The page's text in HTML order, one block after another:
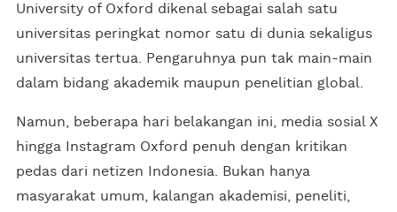
University of Oxford dikenal sebagai salah satu
universitas peringkat nomor satu di dunia sekaligus
universitas tertua. Pengaruhnya pun tak main-main
dalam bidang akademik maupun penelitian global.
Namun, beberapa hari belakangan ini, media sosial X
hingga Instagram Oxford penuh dengan kritikan
pedas dari netizen Indonesia. Bukan hanya
masyarakat umum, kalangan akademisi, peneliti,